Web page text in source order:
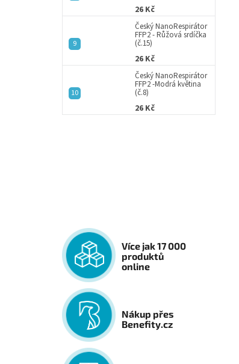
26 Kč
Český NanoRespirátor
FFP2 - Růžová srdíčka
(č.15)
26 Kč
Český NanoRespirátor
FFP2 -Modrá květina
(č.8)
26 Kč
Více jak 17 000
produktů
online
Nákup přes
Benefity.cz